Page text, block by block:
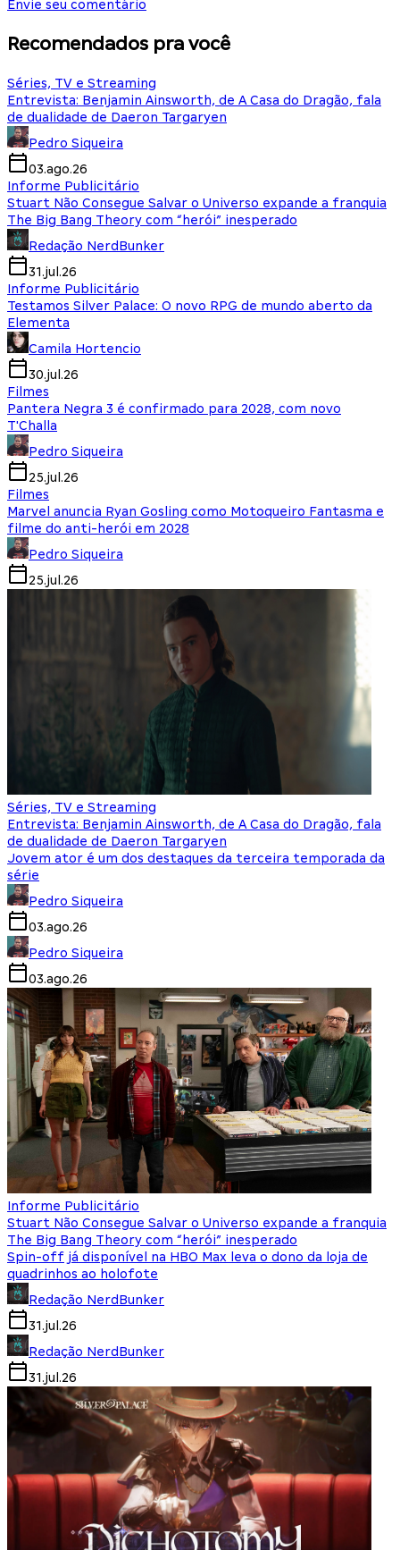
Envie seu comentário
Recomendados pra você
Séries, TV e Streaming
Entrevista: Benjamin Ainsworth, de A Casa do Dragão, fala
de dualidade de Daeron Targaryen
Pedro Siqueira
03.ago.26
Informe Publicitário
Stuart Não Consegue Salvar o Universo expande a franquia
The Big Bang Theory com “herói” inesperado
Redação NerdBunker
31.jul.26
Informe Publicitário
Testamos Silver Palace: O novo RPG de mundo aberto da
Elementa
Camila Hortencio
30.jul.26
Filmes
Pantera Negra 3 é confirmado para 2028, com novo
T'Challa
Pedro Siqueira
25.jul.26
Filmes
Marvel anuncia Ryan Gosling como Motoqueiro Fantasma e
filme do anti-herói em 2028
Pedro Siqueira
25.jul.26
Séries, TV e Streaming
Entrevista: Benjamin Ainsworth, de A Casa do Dragão, fala
de dualidade de Daeron Targaryen
Jovem ator é um dos destaques da terceira temporada da
série
Pedro Siqueira
03.ago.26
Pedro Siqueira
03.ago.26
Informe Publicitário
Stuart Não Consegue Salvar o Universo expande a franquia
The Big Bang Theory com “herói” inesperado
Spin-off já disponível na HBO Max leva o dono da loja de
quadrinhos ao holofote
Redação NerdBunker
31.jul.26
Redação NerdBunker
31.jul.26